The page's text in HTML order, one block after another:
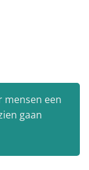
mensen een
gaan